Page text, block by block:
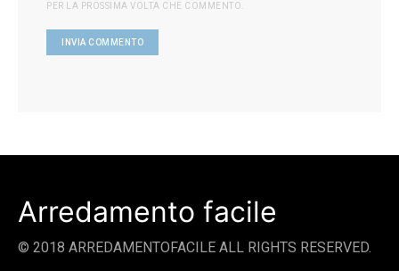
PER LA PROSSIMA VOLTA CHE COMMENTO.
Arredamento facile
© 2018 ARREDAMENTOFACILE ALL RIGHTS RESERVED.